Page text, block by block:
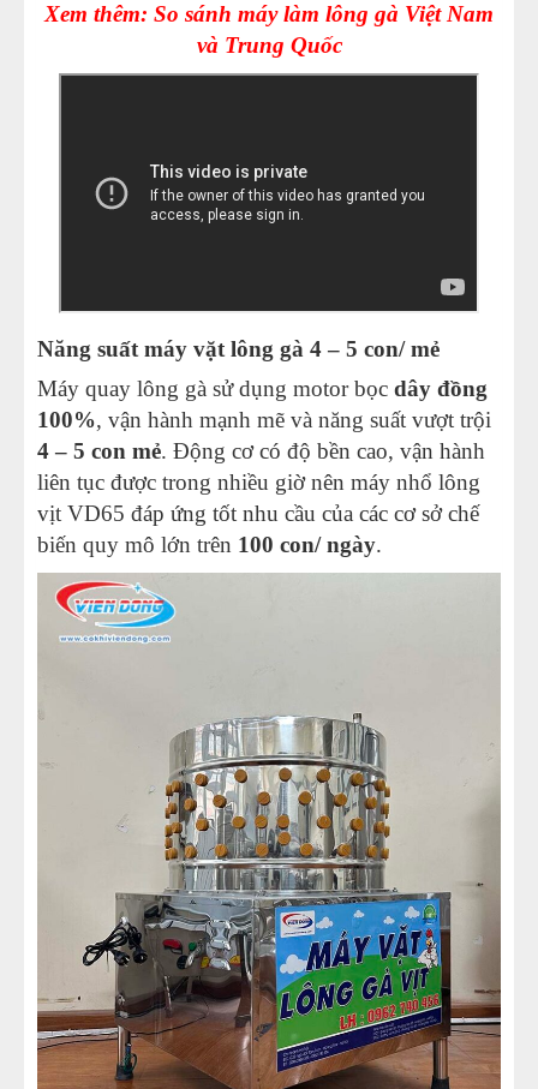
Xem thêm: So sánh máy làm lông gà Việt Nam
và Trung Quốc
Năng suất máy vặt lông gà 4 – 5 con/ mẻ
Máy quay lông gà sử dụng motor bọc dây đồng
100%, vận hành mạnh mẽ và năng suất vượt trội
4 – 5 con mẻ. Động cơ có độ bền cao, vận hành
liên tục được trong nhiều giờ nên máy nhổ lông
vịt VD65 đáp ứng tốt nhu cầu của các cơ sở chế
biến quy mô lớn trên 100 con/ ngày.